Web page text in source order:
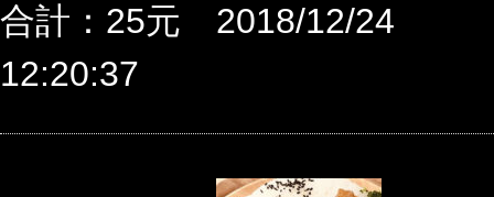
合計：25元 2018/12/24
12:20:37